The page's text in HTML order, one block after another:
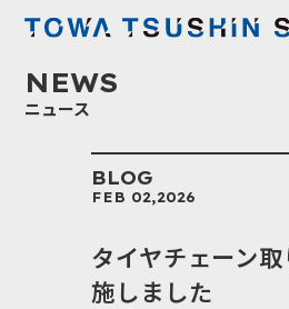
NEWS
ニュース
BLOG
FEB 02,2026
タイヤチェーン
施しました